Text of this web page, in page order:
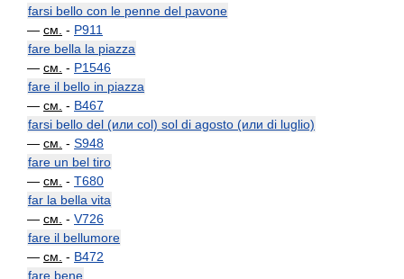
farsi bello con le penne del pavone
— см. - P911
fare bella la piazza
— см. - P1546
fare il bello in piazza
— см. - B467
farsi bello del (или col) sol di agosto (или di luglio)
— см. - S948
fare un bel tiro
— см. - T680
far la bella vita
— см. - V726
fare il bellumore
— см. - B472
fare bene